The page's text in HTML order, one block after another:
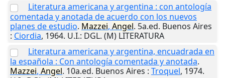
Literatura americana y argentina : con antología
comentada y anotada de acuerdo con los nuevos
planes de estudio. Mazzei, Angel. 5a.ed. Buenos Aires
: Ciordia, 1964. U.I.: DGL. (M) LITERATURA
Literatura americana y argentina, encuadrada en
la española : Con antología comentada y anotada.
Mazzei, Angel. 10a.ed. Buenos Aires : Troquel, 1974.